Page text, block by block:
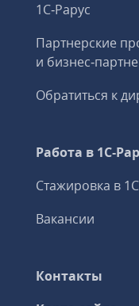
1С‑Рарус
Партнерские
и
Обратиться к
Работа в
Стажировка в
Вакансии
Контакты